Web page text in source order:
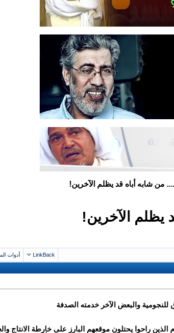
من شابه أباه قد يظلم الآخرين!
يظلم الآخرين!
LinkBack أدوات
والبعض الآخر خدمته الصدفة
راحوا يحتلون موقعهم البارز على خارطة الانتاج